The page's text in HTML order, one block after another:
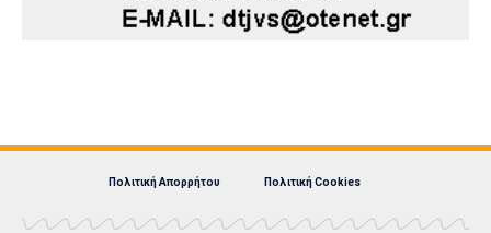
Πολιτική Απορρήτου Πολιτική Cookies